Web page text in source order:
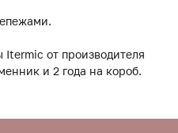
от производителя
и 2 года на короб.